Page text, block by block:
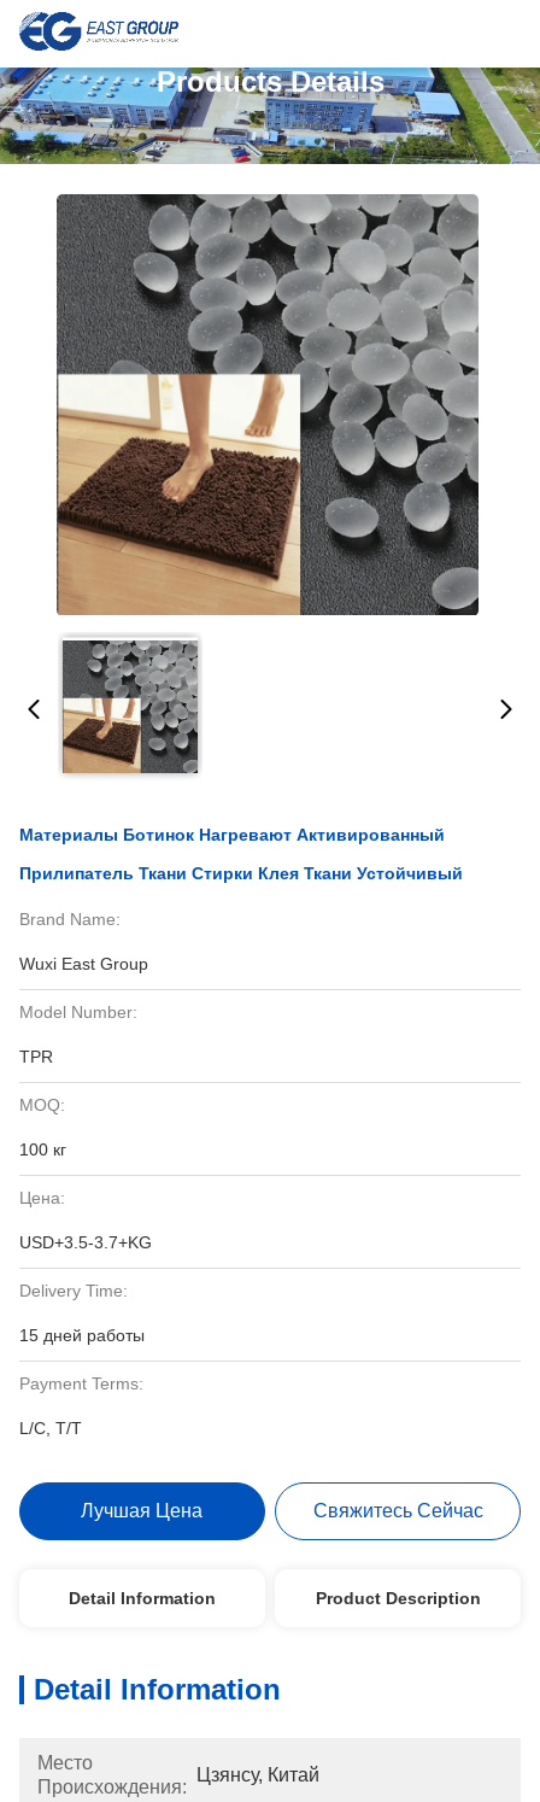
Products Details
Материалы Ботинок Нагревают Активированный
Прилипатель Ткани Стирки Клея Ткани Устойчивый
Brand Name:
Wuxi East Group
Model Number:
TPR
MOQ:
100 кг
Цена:
USD+3.5-3.7+KG
Delivery Time:
15 дней работы
Payment Terms:
L/C, T/T
Лучшая Цена Свяжитесь Сейчас
Detail Information Product Description
Detail Information
Место
Происхождения:
Цзянсу, Китай